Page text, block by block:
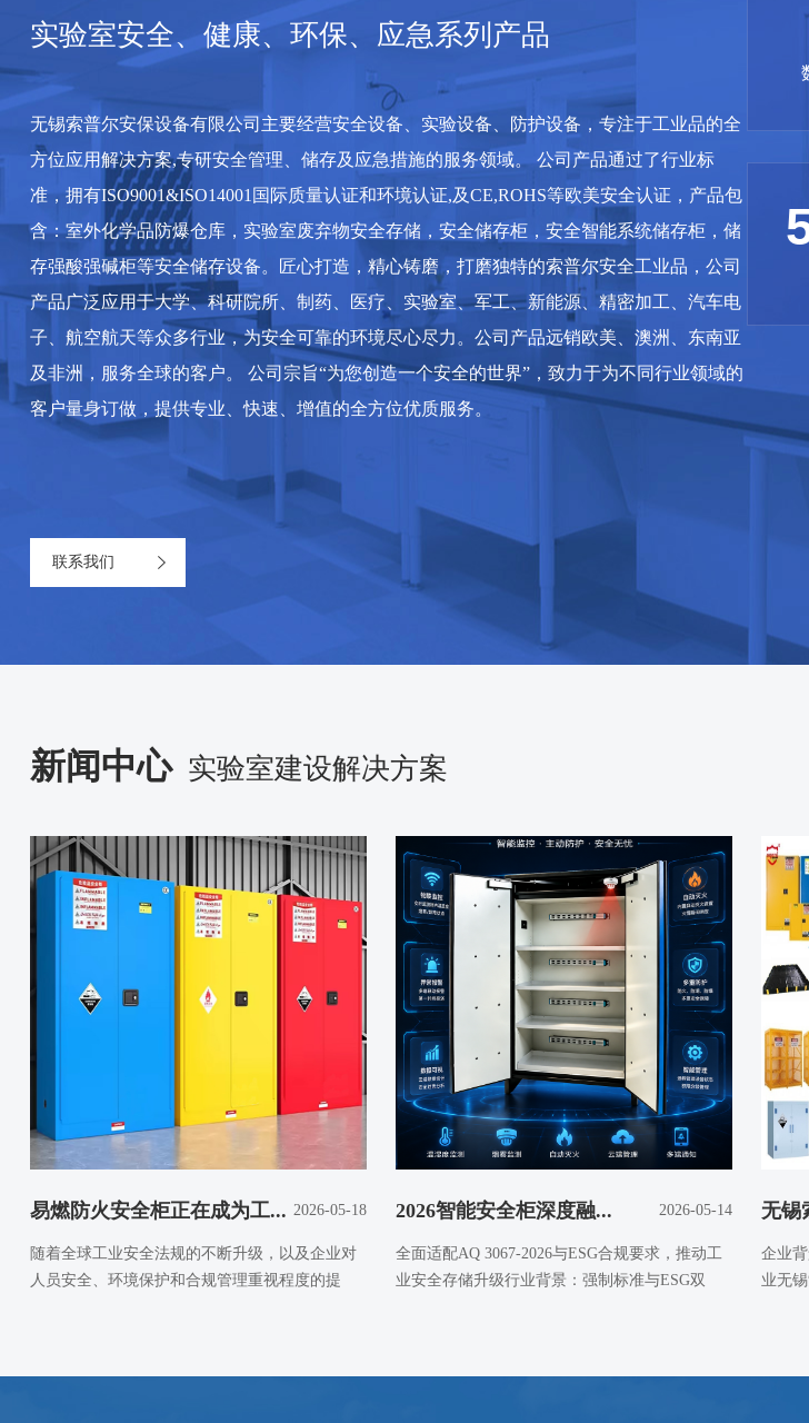
实验室安全、健康、环保、应急系列产品
无锡索普尔安保设备有限公司主要经营安全设备、实验设备、防护设备，专注于工业品的全
方位应用解决方案,专研安全管理、储存及应急措施的服务领域。 公司产品通过了行业标
准，拥有ISO9001&ISO14001国际质量认证和环境认证,及CE,ROHS等欧美安全认证，产品包
含：室外化学品防爆仓库，实验室废弃物安全存储，安全储存柜，安全智能系统储存柜，储
存强酸强碱柜等安全储存设备。匠心打造，精心铸磨，打磨独特的索普尔安全工业品，公司
产品广泛应用于大学、科研院所、制药、医疗、实验室、军工、新能源、精密加工、汽车电
子、航空航天等众多行业，为安全可靠的环境尽心尽力。公司产品远销欧美、澳洲、东南亚
及非洲，服务全球的客户。 公司宗旨“为您创造一个安全的世界”，致力于为不同行业领域的
客户量身订做，提供专业、快速、增值的全方位优质服务。
联系我们
新闻中心实验室建设解决方案
易燃防火安全柜正在成为工... 2026-05-18
随着全球工业安全法规的不断升级，以及企业对
人员安全、环境保护和合规管理重视程度的提
2026智能安全柜深度融... 2026-05-14
全面适配AQ 3067-2026与ESG合规要求，推动工
业安全存储升级行业背景：强制标准与ESG双
无锡
企业
业无